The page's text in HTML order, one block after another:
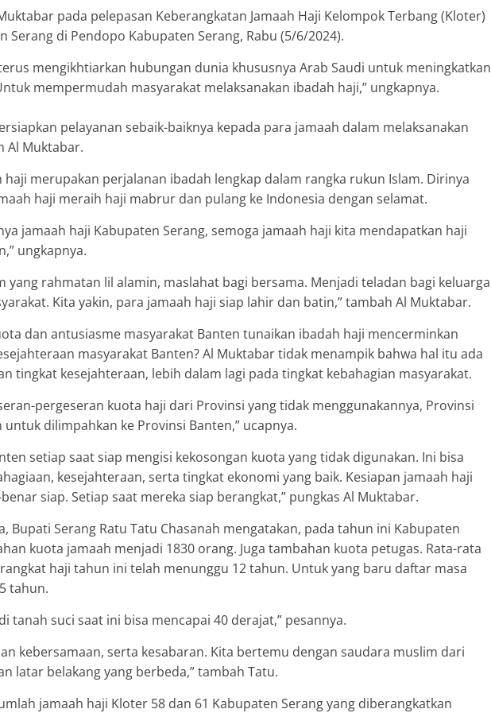
pada pelepasan Keberangkatan Jamaah Haji Kelompok Terbang (Kloter)
Serang di Pendopo Kabupaten Serang, Rabu (5/6/2024).
mengikhtiarkan hubungan dunia khususnya Arab Saudi untuk meningkatkan
mempermudah masyarakat melaksanakan ibadah haji,” ungkapnya.
pelayanan sebaik-baiknya kepada para jamaah dalam melaksanakan
Al Muktabar.
merupakan perjalanan ibadah lengkap dalam rangka rukun Islam. Dirinya
haji meraih haji mabrur dan pulang ke Indonesia dengan selamat.
jamaah haji Kabupaten Serang, semoga jamaah haji kita mendapatkan haji
ungkapnya.
yang rahmatan lil alamin, maslahat bagi bersama. Menjadi teladan bagi keluarga
Kita yakin, para jamaah haji siap lahir dan batin,” tambah Al Muktabar.
dan antusiasme masyarakat Banten tunaikan ibadah haji mencerminkan
masyarakat Banten? Al Muktabar tidak menampik bahwa hal itu ada
tingkat kesejahteraan, lebih dalam lagi pada tingkat kebahagian masyarakat.
pergeseran kuota haji dari Provinsi yang tidak menggunakannya, Provinsi
dilimpahkan ke Provinsi Banten,” ucapnya.
setiap saat siap mengisi kekosongan kuota yang tidak digunakan. Ini bisa
kesejahteraan, serta tingkat ekonomi yang baik. Kesiapan jamaah haji
siap. Setiap saat mereka siap berangkat,” pungkas Al Muktabar.
Bupati Serang Ratu Tatu Chasanah mengatakan, pada tahun ini Kabupaten
kuota jamaah menjadi 1830 orang. Juga tambahan kuota petugas. Rata-rata
haji tahun ini telah menunggu 12 tahun. Untuk yang baru daftar masa
tahun.
tanah suci saat ini bisa mencapai 40 derajat,” pesannya.
kebersamaan, serta kesabaran. Kita bertemu dengan saudara muslim dari
latar belakang yang berbeda,” tambah Tatu.
jamaah haji Kloter 58 dan 61 Kabupaten Serang yang diberangkatkan